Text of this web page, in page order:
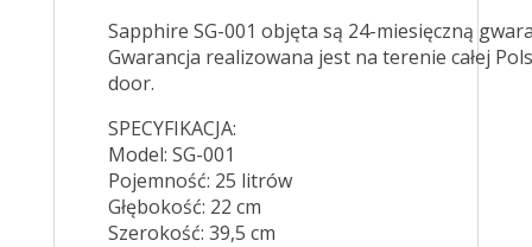
Sapphire SG-001 objęta są 24-miesięczną
Gwarancja realizowana jest na terenie całej
door.
SPECYFIKACJA:
Model: SG-001
Pojemność: 25 litrów
Głębokość: 22 cm
Szerokość: 39,5 cm